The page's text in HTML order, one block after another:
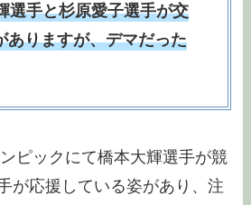
選手と杉原愛子選手が交
ありますが、デマだった
ピックにて橋本大輝選手が競
が応援している姿があり、注